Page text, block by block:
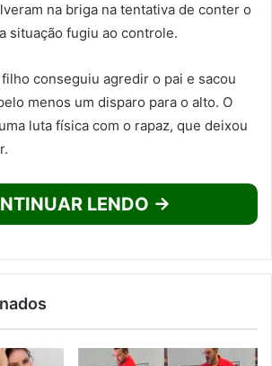
na briga na tentativa de conter o
situação fugiu ao controle.
conseguiu agredir o pai e sacou
menos um disparo para o alto. O
luta física com o rapaz, que deixou
LENDO →